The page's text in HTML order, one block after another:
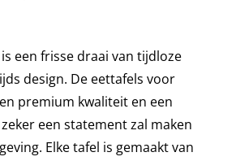
een frisse draai van tijdloze
design. De eettafels voor
premium kwaliteit en een
een statement zal maken
Elke tafel is gemaakt van